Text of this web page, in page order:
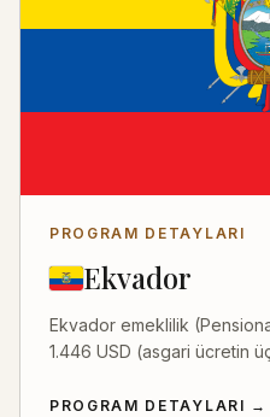
PROGRAM DETAYLARI
Ekvador
Ekvador emeklilik
1.446 USD (asgari ücretin
PROGRAM DETAYLARI →